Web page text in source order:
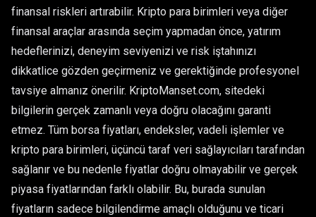
finansal riskleri artırabilir. Kripto para birimleri veya diğer
finansal araçlar arasında seçim yapmadan önce, yatırım
hedeflerinizi, deneyim seviyenizi ve risk iştahınızı
dikkatlice gözden geçirmeniz ve gerektiğinde profesyonel
tavsiye almanız önerilir. KriptoManset.com, sitedeki
bilgilerin gerçek zamanlı veya doğru olacağını garanti
etmez. Tüm borsa fiyatları, endeksler, vadeli işlemler ve
kripto para birimleri, üçüncü taraf veri sağlayıcıları tarafından
sağlanır ve bu nedenle fiyatlar doğru olmayabilir ve gerçek
piyasa fiyatlarından farklı olabilir. Bu, burada sunulan
fiyatların sadece bilgilendirme amaçlı olduğunu ve ticari